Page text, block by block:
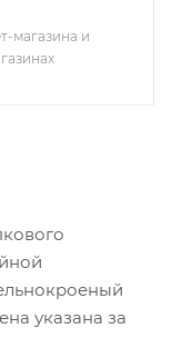
магазина и
указана за